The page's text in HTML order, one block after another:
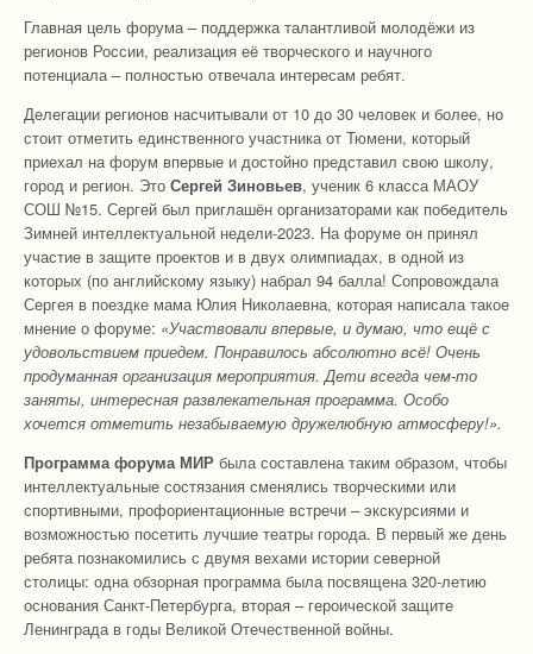
Главная цель форума – поддержка талантливой молодёжи из
регионов России, реализация её творческого и научного
потенциала – полностью отвечала интересам ребят.
Делегации регионов насчитывали от 10 до 30 человек и более, но
стоит отметить единственного участника от Тюмени, который
приехал на форум впервые и достойно представил свою школу,
город и регион. Это Сергей Зиновьев, ученик 6 класса МАОУ
СОШ №15. Сергей был приглашён организаторами как победитель
Зимней интеллектуальной недели-2023. На форуме он принял
участие в защите проектов и в двух олимпиадах, в одной из
которых (по английскому языку) набрал 94 балла! Сопровождала
Сергея в поездке мама Юлия Николаевна, которая написала такое
мнение о форуме: «Участвовали впервые, и думаю, что ещё с
удовольствием приедем. Понравилось абсолютно всё! Очень
продуманная организация мероприятия. Дети всегда чем-то
заняты, интересная развлекательная программа. Особо
хочется отметить незабываемую дружелюбную атмосферу!».
Программа форума МИР была составлена таким образом, чтобы
интеллектуальные состязания сменялись творческими или
спортивными, профориентационные встречи – экскурсиями и
возможностью посетить лучшие театры города. В первый же день
ребята познакомились с двумя вехами истории северной
столицы: одна обзорная программа была посвящена 320-летию
основания Санкт-Петербурга, вторая – героической защите
Ленинграда в годы Великой Отечественной войны.